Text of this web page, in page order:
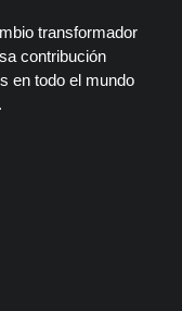
transformador
contribución
en todo el mundo